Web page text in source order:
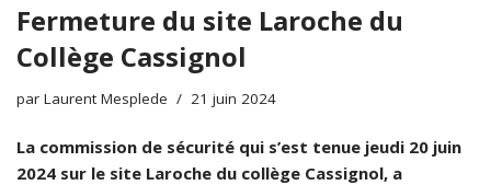
Fermeture du site Laroche du
Collège Cassignol
par Laurent Mesplede 21 juin 2024
La commission de sécurité qui s’est tenue jeudi 20 juin
2024 sur le site Laroche du collège Cassignol, a